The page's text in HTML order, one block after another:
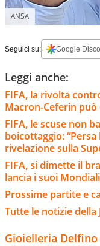
ANSA
Seguici su: Google
Leggi anche:
FIFA, la rivolta
Macron-Ceferin può
FIFA, le scuse non
boicottaggio:
rivelazione sulla
FIFA, si dimette il
lancia i suoi
Prossime partite e
Tutte le notizie della
Gioielleria Delfino